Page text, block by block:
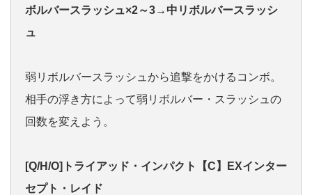
ボルバースラッシュ×2～3→中リボルバースラッシ
ュ
弱リボルバースラッシュから追撃をかけるコンボ。
相手の浮き方によって弱リボルバー・スラッシュの
回数を変えよう。
[Q/H/O]トライアッド・インパクト【C】EXインター
セプト・レイド